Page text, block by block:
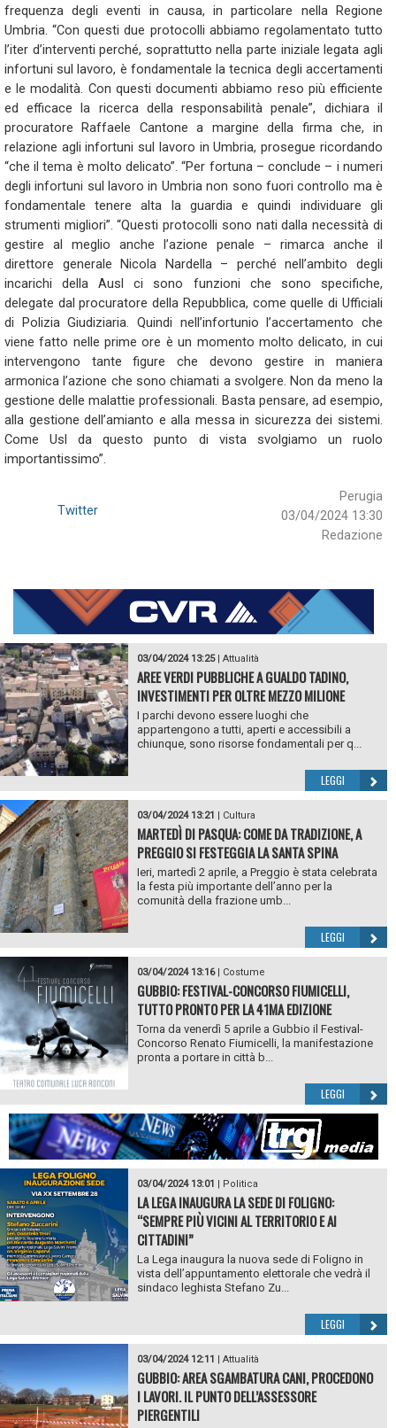
frequenza degli eventi in causa, in particolare nella Regione
Umbria. “Con questi due protocolli abbiamo regolamentato tutto
l’iter d’interventi perché, soprattutto nella parte iniziale legata agli
infortuni sul lavoro, è fondamentale la tecnica degli accertamenti
e le modalità. Con questi documenti abbiamo reso più efficiente
ed efficace la ricerca della responsabilità penale”, dichiara il
procuratore Raffaele Cantone a margine della firma che, in
relazione agli infortuni sul lavoro in Umbria, prosegue ricordando
“che il tema è molto delicato”. “Per fortuna – conclude – i numeri
degli infortuni sul lavoro in Umbria non sono fuori controllo ma è
fondamentale tenere alta la guardia e quindi individuare gli
strumenti migliori”. “Questi protocolli sono nati dalla necessità di
gestire al meglio anche l’azione penale – rimarca anche il
direttore generale Nicola Nardella – perché nell’ambito degli
incarichi della Ausl ci sono funzioni che sono specifiche,
delegate dal procuratore della Repubblica, come quelle di Ufficiali
di Polizia Giudiziaria. Quindi nell’infortunio l’accertamento che
viene fatto nelle prime ore è un momento molto delicato, in cui
intervengono tante figure che devono gestire in maniera
armonica l’azione che sono chiamati a svolgere. Non da meno la
gestione delle malattie professionali. Basta pensare, ad esempio,
alla gestione dell’amianto e alla messa in sicurezza dei sistemi.
Come Usl da questo punto di vista svolgiamo un ruolo
importantissimo”.
Perugia
03/04/2024 13:30
Redazione
Twitter
03/04/2024 13:25| Attualità
AREE VERDI PUBBLICHE A GUALDO TADINO,
INVESTIMENTI PER OLTRE MEZZO MILIONE
I parchi devono essere luoghi che
appartengono a tutti, aperti e accessibili a
chiunque, sono risorse fondamentali per q...
LEGGI
03/04/2024 13:21 Cultura
MARTEDÌ DI PASQUA: COME DA TRADIZIONE, A
PREGGIO SI FESTEGGIA LA SANTA SPINA
Ieri, martedì 2 aprile, a Preggio è stata celebrata
la festa più importante dell’anno per la
comunità della frazione umb...
LEGGI
03/04/2024 13:16| Costume
GUBBIO: FESTIVAL-CONCORSO FIUMICELLI,
TUTTO PRONTO PER LA 41MA EDIZIONE
Torna da venerdì 5 aprile a Gubbio il Festival-
Concorso Renato Fiumicelli, la manifestazione
pronta a portare in città b...
LEGGI
03/04/2024 13:01 | Politica
LA LEGA INAUGURA LA SEDE DI FOLIGNO:
“SEMPRE PIÙ VICINI AL TERRITORIO E AI
CITTADINI”
La Lega inaugura la nuova sede di Foligno in
vista dell’appuntamento elettorale che vedrà il
sindaco leghista Stefano Zu...
LEGGI
03/04/2024 12:11 | Attualità
GUBBIO: AREA SGAMBATURA CANI, PROCEDONO
I LAVORI. IL PUNTO DELL’ASSESSORE
PIERGENTILI